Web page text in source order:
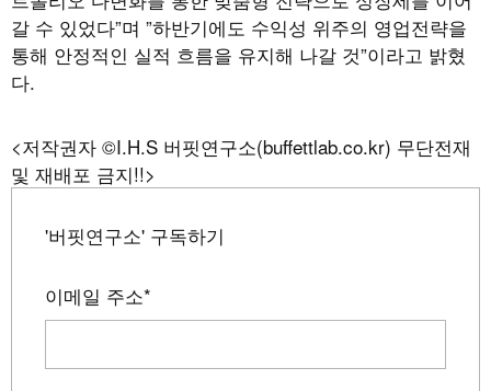
갈 수 있었다”며 ”하반기에도 수익성 위주의 영업전략을
통해 안정적인 실적 흐름을 유지해 나갈 것”이라고 밝혔
다.
<저작권자 ©I.H.S 버핏연구소(buffettlab.co.kr) 무단전재
및 재배포 금지!!>
'버핏연구소' 구독하기
이메일 주소*